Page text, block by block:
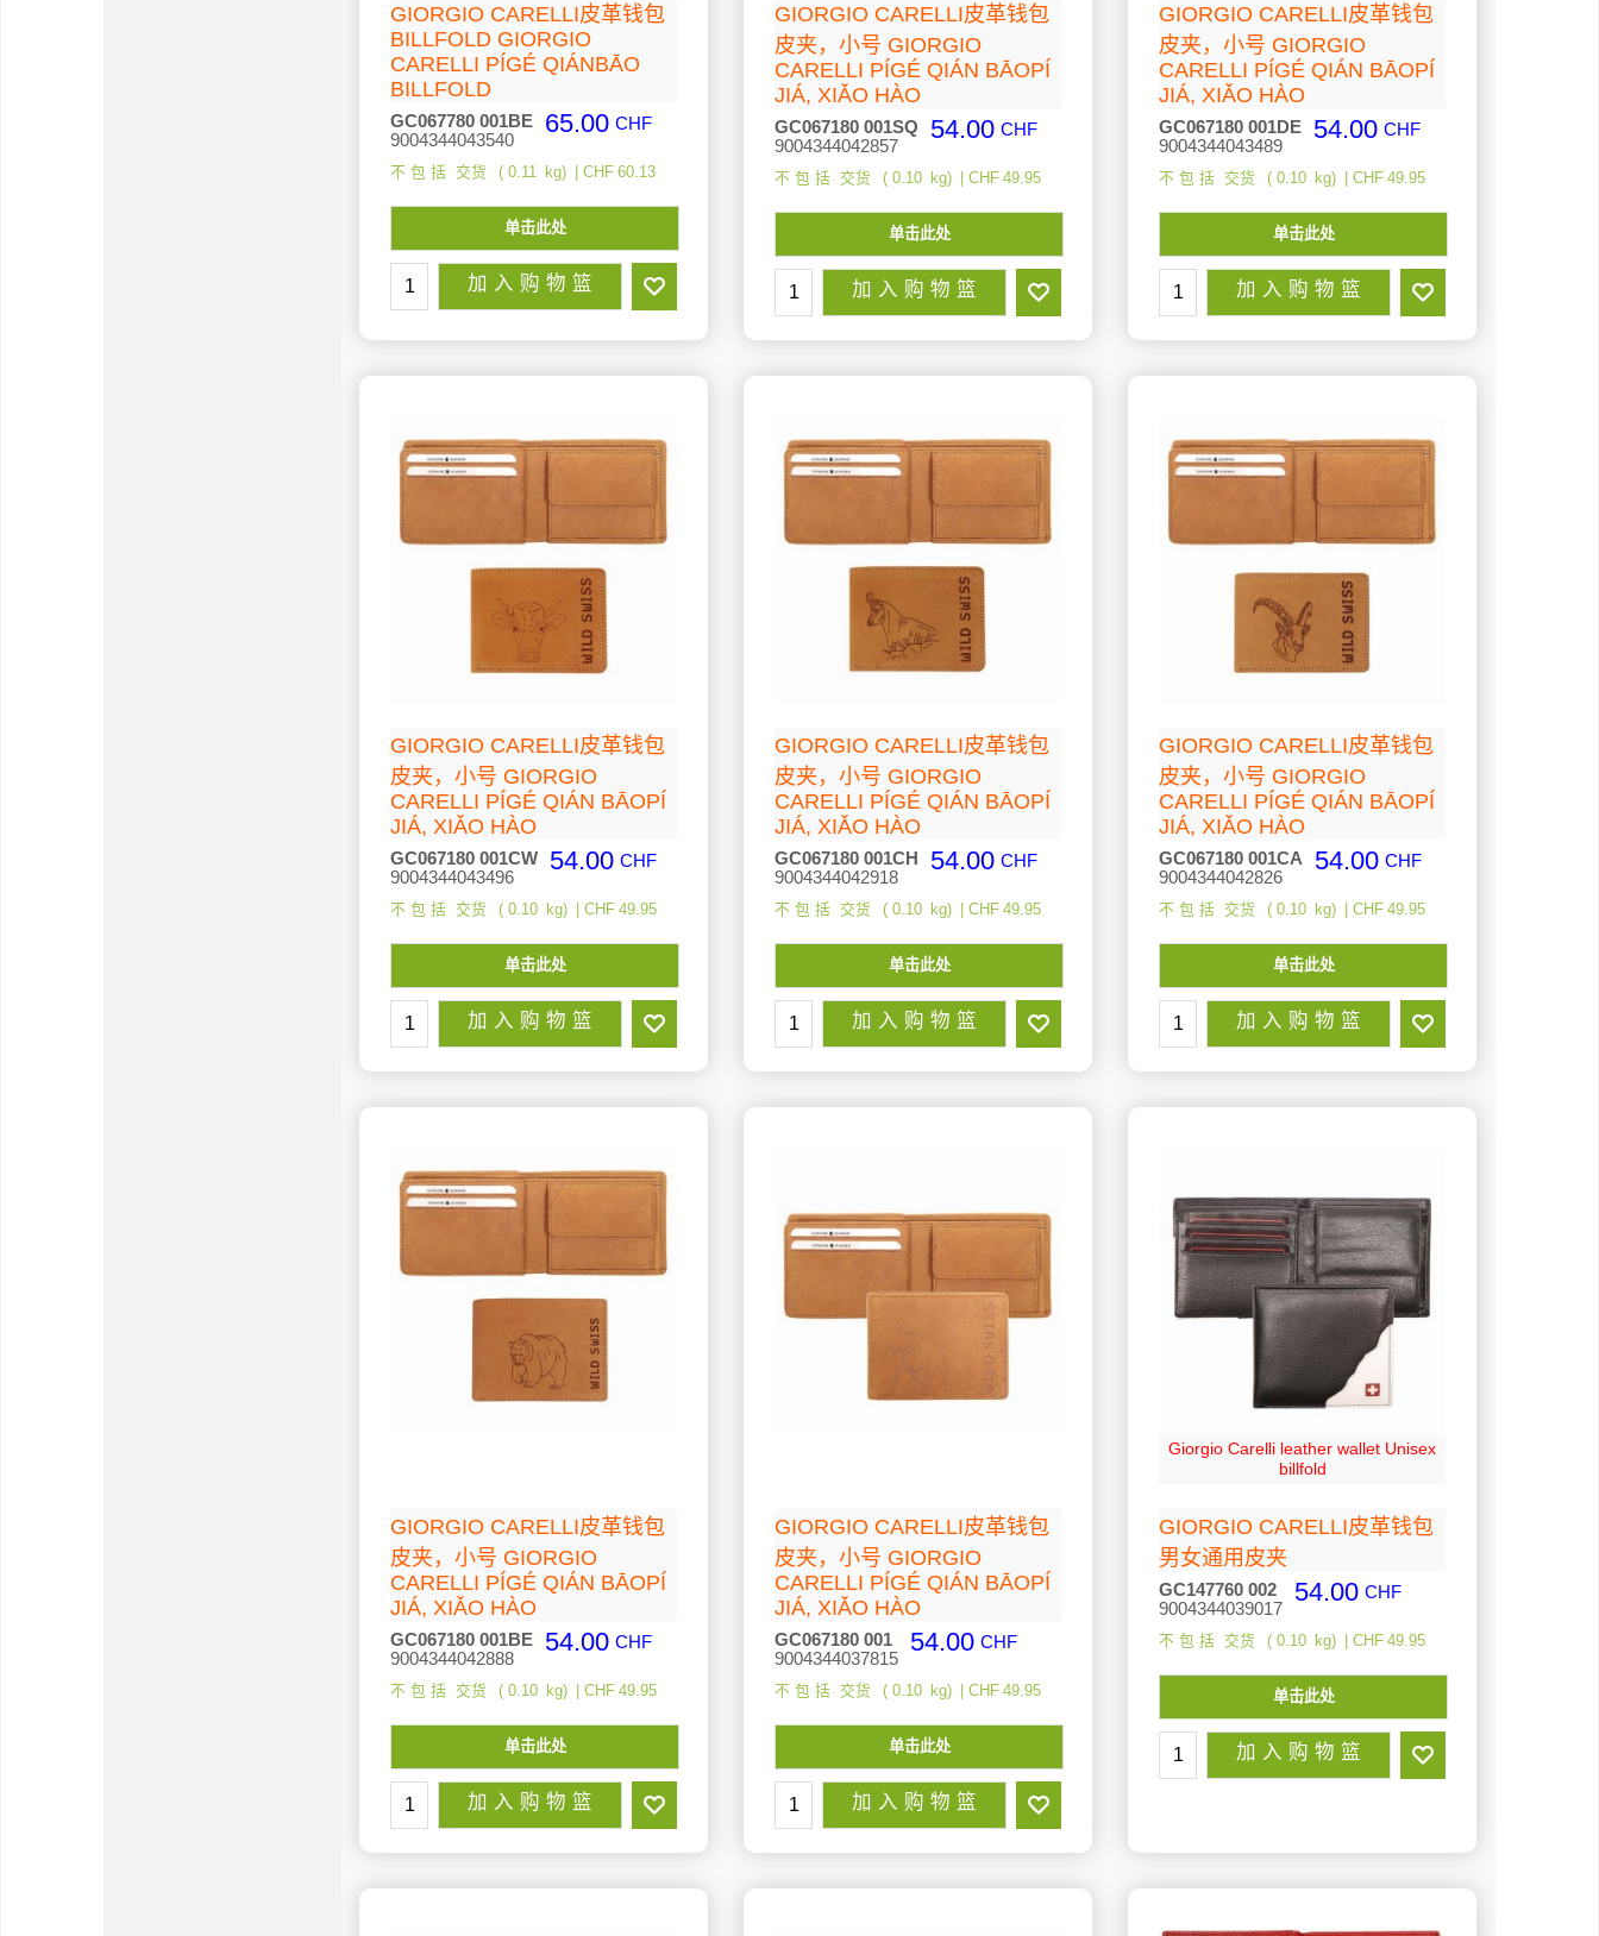
GIORGIO CARELLI皮革钱包
BILLFOLD GIORGIO
CARELLI PÍGÉ QIÁNBĀO
BILLFOLD
GC067780 001BE
9004344043540
CHF
65.00
不 包 括 交货 0.11 kg CHF 60.13
单击此处
加 入 购 物 篮
GIORGIO CARELLI皮革钱包
皮夹，小号 GIORGIO
CARELLI PÍGÉ QIÁN BĀOPÍ
JIÁ, XIǍO HÀO
GC067180 001SQ
9004344042857
CHF
54.00
不 包 括 交货 0.10 kg CHF 49.95
单击此处
加 入 购 物 篮
GIORGIO CARELLI皮革钱包
皮夹，小号 GIORGIO
CARELLI PÍGÉ QIÁN BĀOPÍ
JIÁ, XIǍO HÀO
GC067180 001DE
9004344043489
CHF
54.00
不 包 括 交货 0.10 kg CHF 49.95
单击此处
加 入 购 物 篮
GIORGIO CARELLI皮革钱包
皮夹，小号 GIORGIO
CARELLI PÍGÉ QIÁN BĀOPÍ
JIÁ, XIǍO HÀO
GC067180 001CW
9004344043496
CHF
54.00
不 包 括 交货 0.10 kg CHF 49.95
单击此处
加 入 购 物 篮
GIORGIO CARELLI皮革钱包
皮夹，小号 GIORGIO
CARELLI PÍGÉ QIÁN BĀOPÍ
JIÁ, XIǍO HÀO
GC067180 001CH
9004344042918
CHF
54.00
不 包 括 交货 0.10 kg CHF 49.95
单击此处
加 入 购 物 篮
GIORGIO CARELLI皮革钱包
皮夹，小号 GIORGIO
CARELLI PÍGÉ QIÁN BĀOPÍ
JIÁ, XIǍO HÀO
GC067180 001CA
9004344042826
CHF
54.00
不 包 括 交货 0.10 kg CHF 49.95
单击此处
加 入 购 物 篮
GIORGIO CARELLI皮革钱包
皮夹，小号 GIORGIO
CARELLI PÍGÉ QIÁN BĀOPÍ
JIÁ, XIǍO HÀO
GC067180 001BE
9004344042888
CHF
54.00
不 包 括 交货 0.10 kg CHF 49.95
单击此处
加 入 购 物 篮
GIORGIO CARELLI皮革钱包
皮夹，小号 GIORGIO
CARELLI PÍGÉ QIÁN BĀOPÍ
JIÁ, XIǍO HÀO
GC067180 001
9004344037815
CHF
54.00
不 包 括 交货 0.10 kg CHF 49.95
单击此处
加 入 购 物 篮
Giorgio Carelli leather wallet Unisex
billfold
GIORGIO CARELLI皮革钱包
男女通用皮夹
GC147760 002
9004344039017
CHF
54.00
不 包 括 交货 0.10 kg CHF 49.95
单击此处
加 入 购 物 篮